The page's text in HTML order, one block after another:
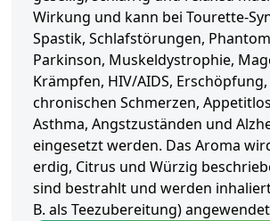
Wirkung und kann bei Tourette-
Spastik, Schlafstörungen,
Parkinson, Muskeldystrophie,
Krämpfen, HIV/AIDS, Erschöpfung,
chronischen Schmerzen,
Asthma, Angstzuständen und
eingesetzt werden. Das Aroma
erdig, Citrus und Würzig
sind bestrahlt und werden
B. als Teezubereitung)